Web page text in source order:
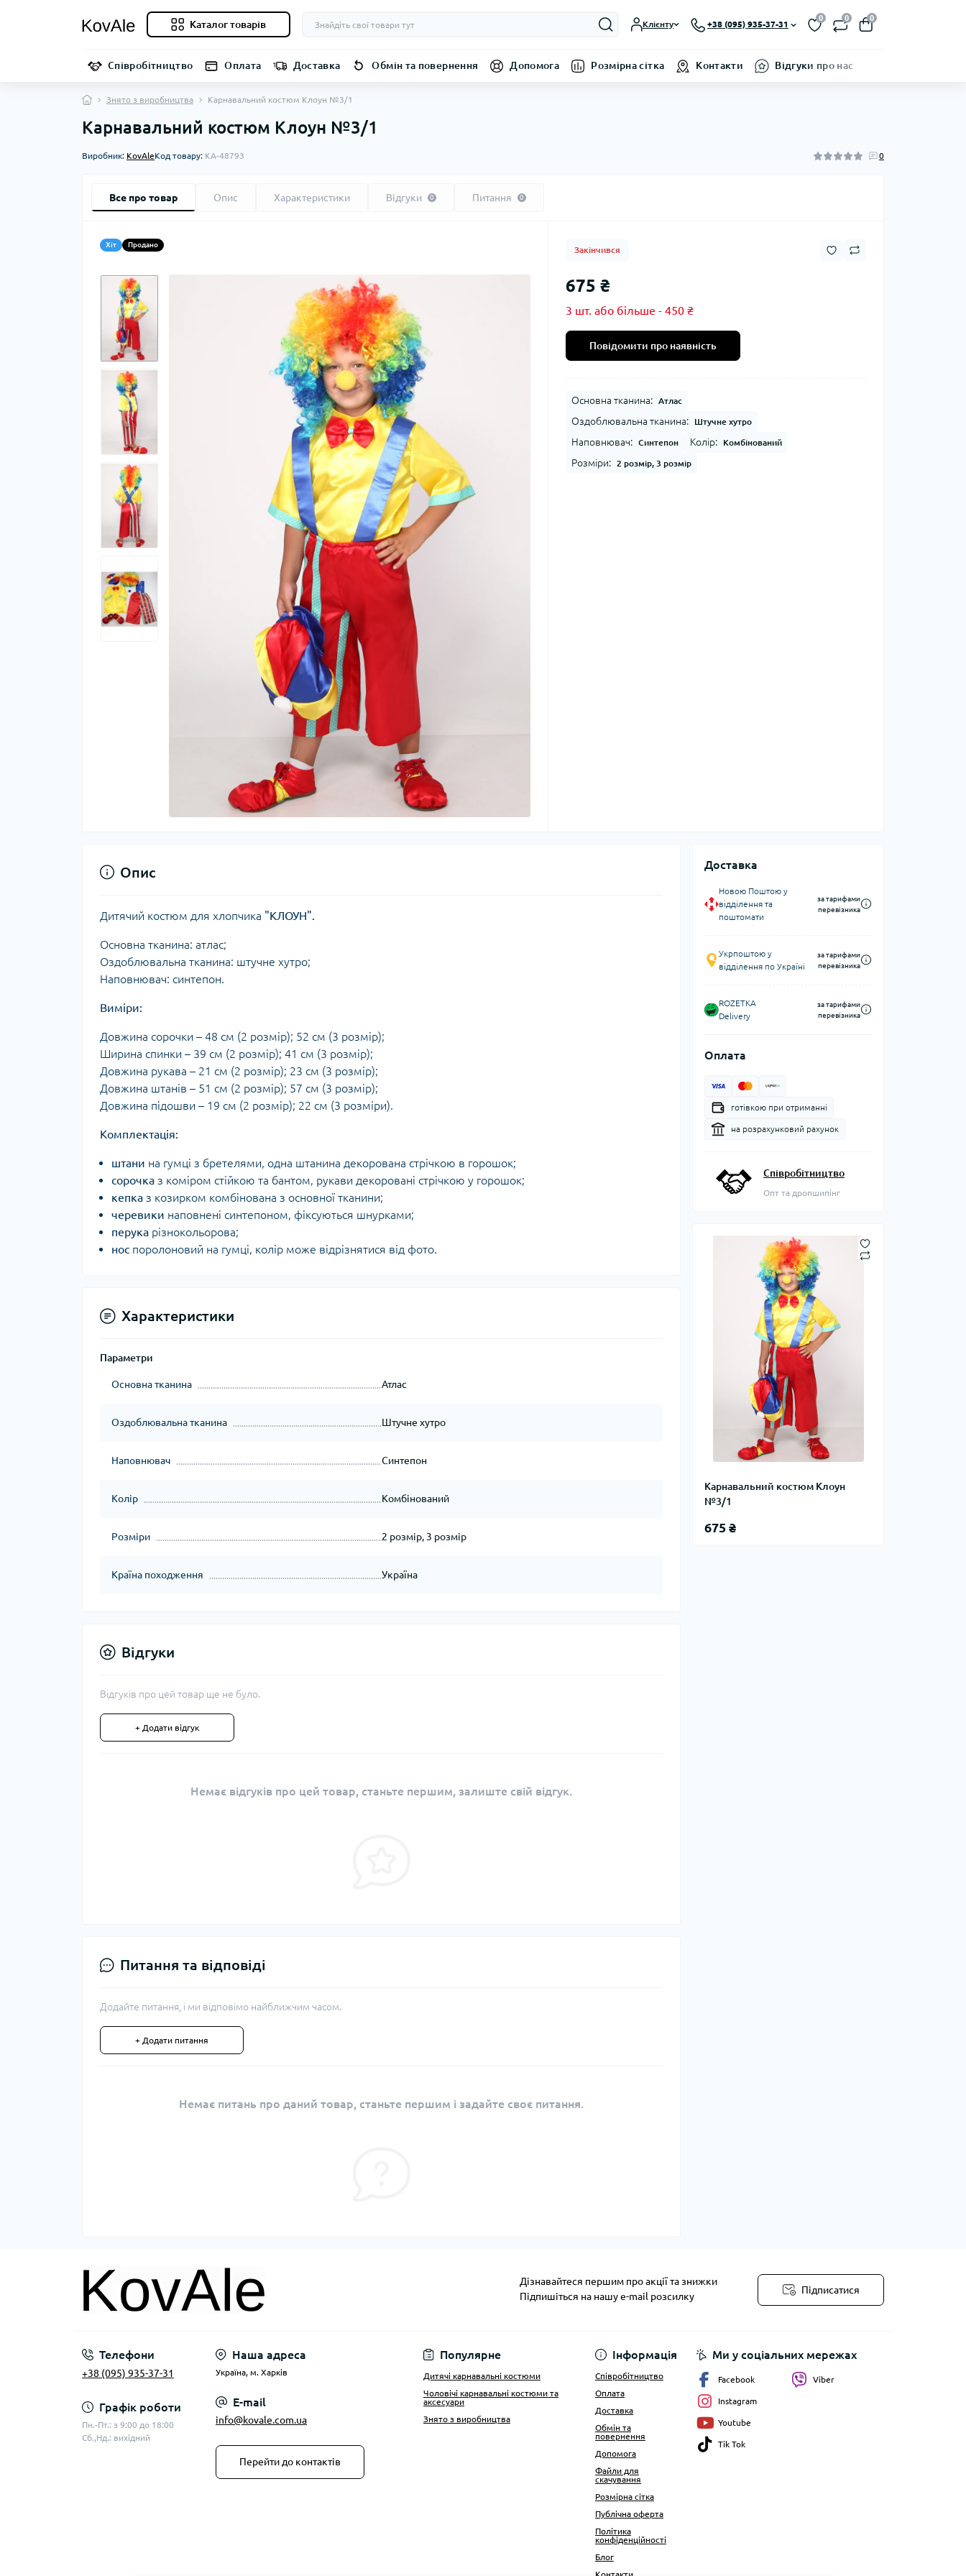
Каталог товарів Клієнту +38 (095) 935-37-31
0 0 0
Співробітництво Оплата Доставка Обмін та повернення Допомога Розмірна сітка Контакти Відгуки про нас
Знято з виробництва Карнавальний костюм Клоун №3/1
Карнавальний костюм Клоун №3/1
Виробник: KovAleКод товару: KA-48793 0
Все про товар Опис Характеристики Відгуки 0 Питання 0
Хіт Продано
Закінчився
675 ₴
3 шт. або більше - 450 ₴
Повідомити про наявність
Основна тканина: Атлас
Оздоблювальна тканина: Штучне хутро
Наповнювач: Синтепон Колір: Комбінований
Розміри: 2 розмір, 3 розмір
Доставка
Новою Поштою у
відділення та
поштомати
за тарифами
перевізника
Укрпоштою у
відділення по Україні
за тарифами
перевізника
ROZETKA
Delivery
за тарифами
перевізника
Оплата
готівкою при отриманні
на розрахунковий рахунок
Співробітництво
Опт та дропшипінг
Карнавальний костюм Клоун
№3/1
675 ₴
Опис
Дитячий костюм для хлопчика "КЛОУН".
Основна тканина: атлас;
Оздоблювальна тканина: штучне хутро;
Наповнювач: синтепон.
Виміри:
Довжина сорочки – 48 см (2 розмір); 52 см (3 розмір);
Ширина спинки – 39 см (2 розмір); 41 см (3 розмір);
Довжина рукава – 21 см (2 розмір); 23 см (3 розмір);
Довжина штанів – 51 см (2 розмір); 57 см (3 розмір);
Довжина підошви – 19 см (2 розмір); 22 см (3 розміри).
Комплектація:
штани на гумці з бретелями, одна штанина декорована стрічкою в горошок;
сорочка з коміром стійкою та бантом, рукави декоровані стрічкою у горошок;
кепка з козирком комбінована з основної тканини;
черевики наповнені синтепоном, фіксуються шнурками;
перука різнокольорова;
нос поролоновий на гумці, колір може відрізнятися від фото.
Характеристики
Параметри
Основна тканина Атлас
Оздоблювальна тканина Штучне хутро
Наповнювач Синтепон
Колір Комбінований
Розміри 2 розмір, 3 розмір
Країна походження Україна
Відгуки
Відгуків про цей товар ще не було.
+ Додати відгук
Немає відгуків про цей товар, станьте першим, залиште свій відгук.
Питання та відповіді
Додайте питання, і ми відповімо найближчим часом.
+ Додати питання
Немає питань про даний товар, станьте першим і задайте своє питання.
Дізнавайтеся першим про акції та знижки
Підпишіться на нашу e-mail розсилку
Підписатися
Телефони
+38 (095) 935-37-31
Графік роботи
Пн.-Пт.: з 9:00 до 18:00
Сб.,Нд.: вихідний
Наша адреса
Українa, м. Харків
E-mail
info@kovale.com.ua
Перейти до контактів
Популярне
Дитячі карнавальні костюми
Чоловічі карнавальні костюми та
аксесуари
Знято з виробництва
Інформація
Співробітництво
Оплата
Доставка
Обмін та
повернення
Допомога
Файли для
скачування
Розмірна сітка
Публічна оферта
Політика
конфіденційності
Блог
Ми у соціальних мережах
Facebook
Instagram
Youtube
Tik Tok
Viber